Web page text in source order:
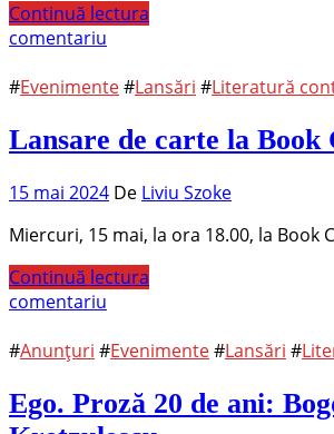
Continuă lectura
comentariu
#Evenimente#Lansări #Literatură
Lansare de carte la
15 mai 2024 De Liviu Szoke
Miercuri, 15 mai, la ora 18.00, la
Continuă lectura
comentariu
#Anunțuri #Evenimente#Lansări #
Ego. Proză 20 de ani: